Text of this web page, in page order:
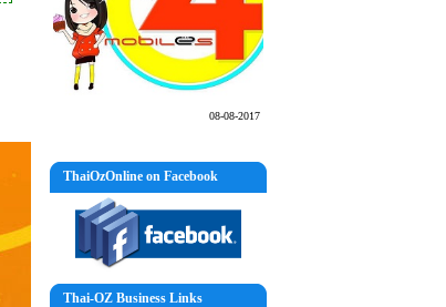
08-08-2017
ThaiOzOnline on Facebook
Thai-OZ Business Links